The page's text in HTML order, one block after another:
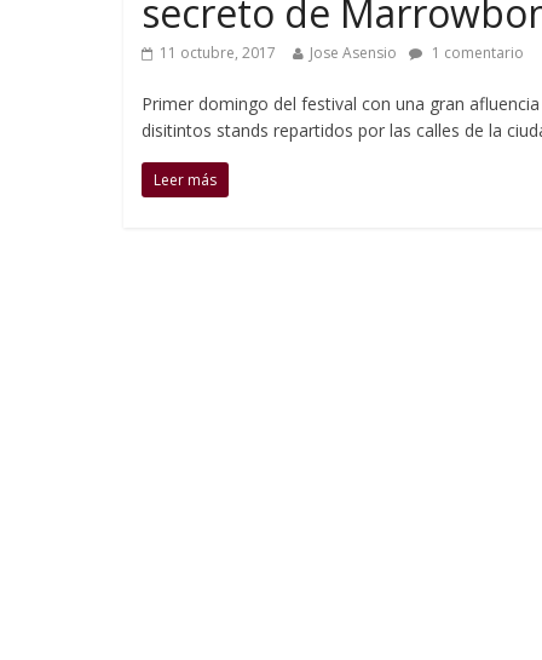
secreto de
11 octubre, 2017 Jose Asensio 1 comentario
Primer domingo del festival con una gran
disitintos stands repartidos por las calles de la
Leer más